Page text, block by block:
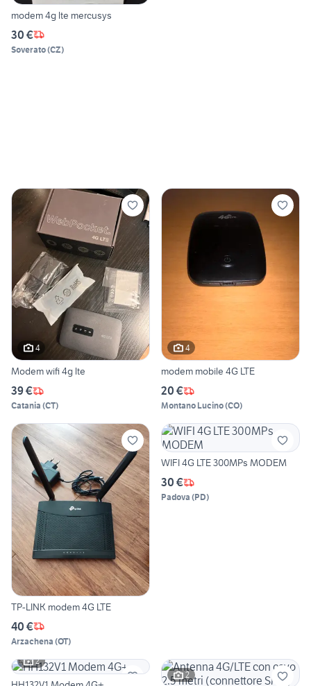
modem 4g lte mercusys
30 €
Soverato(CZ)
4
Modem wifi 4g lte
39 €
Catania (CT)
4
modem mobile 4G LTE
20 €
Montano Lucino(CO)
TP-LINK modem 4G LTE
40 €
Arzachena (OT)
WIFI 4G LTE 300MPs MODEM
30 €
Padova (PD)
2
2